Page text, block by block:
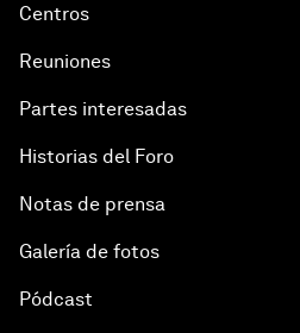
Centros
Reuniones
Partes interesadas
Historias del Foro
Notas de prensa
Galería de fotos
Pódcast